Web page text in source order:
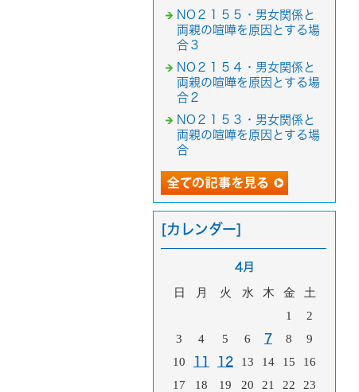
NO２１５５・男女関係と
両親の喧嘩を原因とする場
合３
NO２１５４・男女関係と
両親の喧嘩を原因とする場
合２
NO２１５３・男女関係と
両親の喧嘩を原因とする場
合
[カレンダー]
4月
日 月 火 水 木 金
土
1
2
3
4 5 6 7 8
9
10
11 12 13 14 15
16
17
18 19 20 21 22
23